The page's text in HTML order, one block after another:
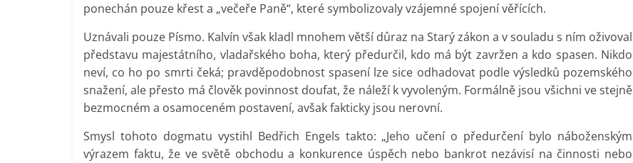
ponechán pouze křest a „večeře Paně“, které symbolizovaly vzájemné spojení věřících.
Uznávali pouze Písmo. Kalvín však kladl mnohem větší důraz na Starý zákon a v souladu s ním oživoval
představu majestátního, vladařského boha, který předurčil, kdo má být zavržen a kdo spasen. Nikdo
neví, co ho po smrti čeká; pravděpodobnost spasení lze sice odhadovat podle výsledků pozemského
snažení, ale přesto má člověk povinnost doufat, že náleží k vyvoleným. Formálně jsou všichni ve stejně
bezmocném a osamoceném postavení, avšak fakticky jsou nerovní.
Smysl tohoto dogmatu vystihl Bedřich Engels takto: „Jeho učení o předurčení bylo náboženským
výrazem faktu, že ve světě obchodu a konkurence úspěch nebo bankrot nezávisí na činnosti nebo